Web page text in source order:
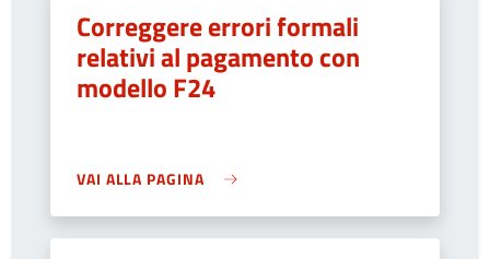
Correggere errori formali
relativi al pagamento con
modello F24
VAI ALLA PAGINA